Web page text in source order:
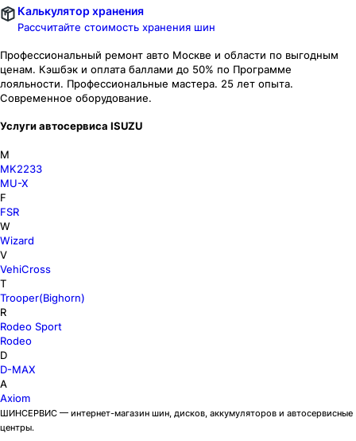
Калькулятор хранения
Рассчитайте стоимость хранения шин
Профессиональный ремонт авто Москве и области по выгодным
ценам. Кэшбэк и оплата баллами до 50% по Программе
лояльности. Профессиональные мастера. 25 лет опыта.
Современное оборудование.
Услуги автосервиса ISUZU
M
MK2233
MU-X
F
FSR
W
Wizard
V
VehiCross
T
Trooper(Bighorn)
R
Rodeo Sport
Rodeo
D
D-MAX
A
Axiom
ШИНСЕРВИС — интернет-магазин шин, дисков, аккумуляторов и автосервисные
центры.